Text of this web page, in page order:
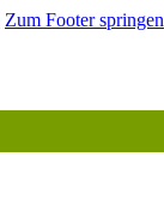
Zum Footer springen